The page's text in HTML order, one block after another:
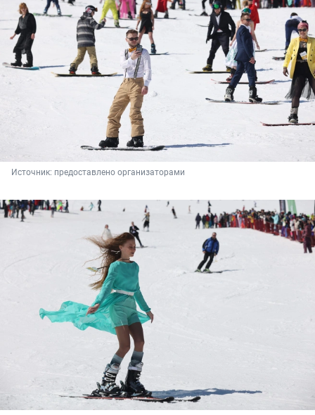
Источник: предоставлено организаторами